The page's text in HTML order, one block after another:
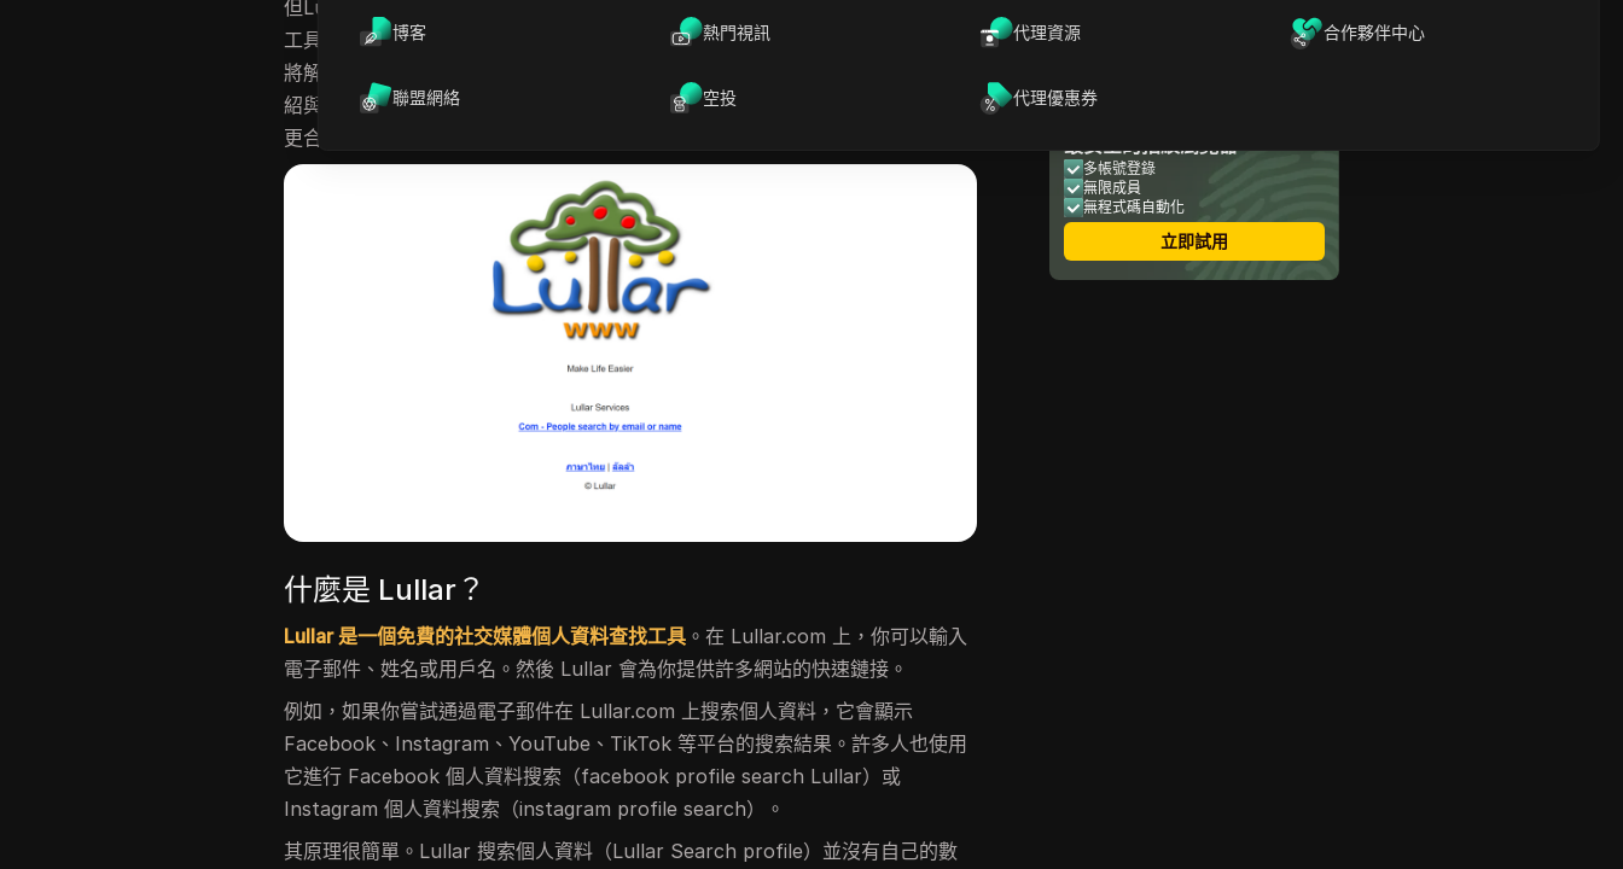
博客 熱門視訊 代理資源 合作夥伴中心
聯盟網絡 空投 代理優惠券
但Lullar真的是這項工作的最佳工具嗎？雖然許多人都知道它是一款個人資料查找
工具Lullar，但也有人在尋找可能更安全、更快或更準確的Lullar替代方案。本文
將解釋什麼是Lullar，展示其功能，探討人們如何使用Lullar個人資料搜索，並介
紹與其競爭的工具。到最後，您將了解Lullar是否適合您——或者是否有其他選擇
更合適。
什麼是 Lullar？
Lullar 是一個免費的社交媒體個人資料查找工具 。在 Lullar.com 上，你可以輸入
電子郵件、姓名或用戶名。然後 Lullar 會為你提供許多網站的快速鏈接。
例如，如果你嘗試通過電子郵件在 Lullar.com 上搜索個人資料，它會顯示
Facebook、Instagram、YouTube、TikTok 等平台的搜索結果。許多人也使用
它進行 Facebook 個人資料搜索（facebook profile search Lullar）或
Instagram 個人資料搜索（instagram profile search）。
其原理很簡單。Lullar 搜索個人資料（Lullar Search profile）並沒有自己的數
如何結合DICloak使用 Lullar
最安全的指紋瀏覽器
多帳號登錄
無限成員
無程式碼自動化
立即試用